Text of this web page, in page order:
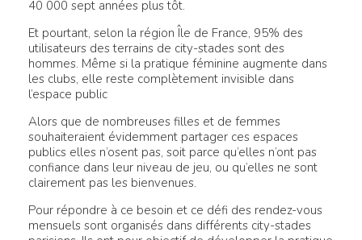
40 000 sept années plus tôt.
Et pourtant, selon la région Île de France, 95% des
utilisateurs des terrains de city-stades sont des
hommes. Même si la pratique féminine augmente dans
les clubs, elle reste complètement invisible dans
l’espace public
Alors que de nombreuses filles et de femmes
souhaiteraient évidemment partager ces espaces
publics elles n’osent pas, soit parce qu’elles n’ont pas
confiance dans leur niveau de jeu, ou qu’elles ne sont
clairement pas les bienvenues.
Pour répondre à ce besoin et ce défi des rendez-vous
mensuels sont organisés dans différents city-stades